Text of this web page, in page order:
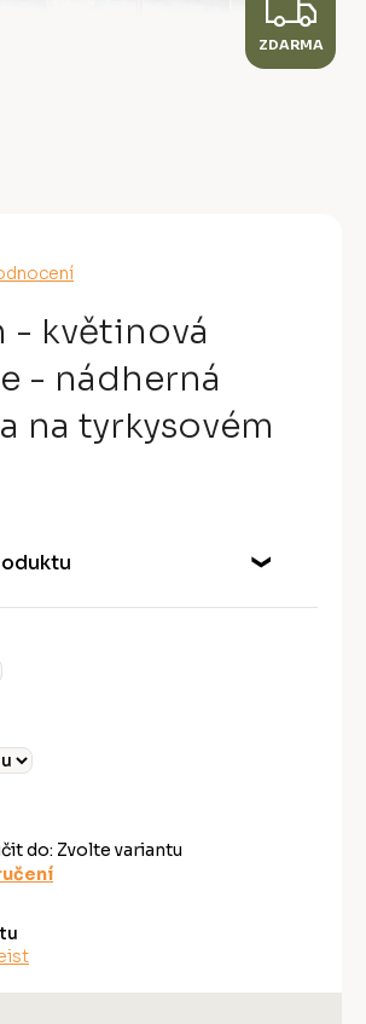
- květinová
- nádherná
na tyrkysovém
do: Zvolte variantu
Z
D
ZDARMA